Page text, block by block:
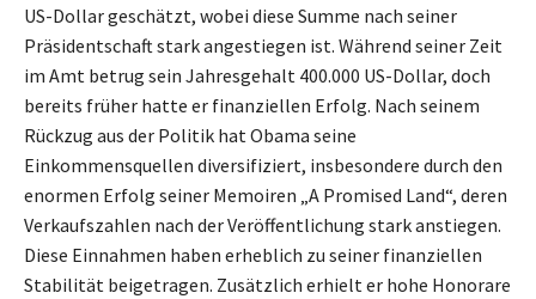
US-Dollar geschätzt, wobei diese Summe nach seiner
Präsidentschaft stark angestiegen ist. Während seiner Zeit
im Amt betrug sein Jahresgehalt 400.000 US-Dollar, doch
bereits früher hatte er finanziellen Erfolg. Nach seinem
Rückzug aus der Politik hat Obama seine
Einkommensquellen diversifiziert, insbesondere durch den
enormen Erfolg seiner Memoiren „A Promised Land“, deren
Verkaufszahlen nach der Veröffentlichung stark anstiegen.
Diese Einnahmen haben erheblich zu seiner finanziellen
Stabilität beigetragen. Zusätzlich erhielt er hohe Honorare